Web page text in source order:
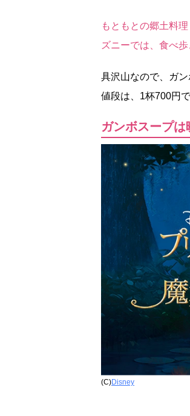
もともとの郷土料
ズニーでは、食べ
具沢山なので、ガ
値段は、1杯700円で
ガンボスープ
(C)Disney